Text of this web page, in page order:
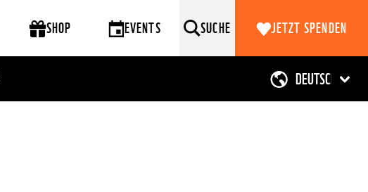
SHOP EVENTS SUCHE JETZT SPENDEN